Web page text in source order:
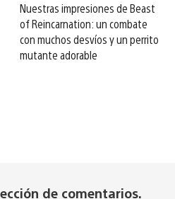
Nuestras impresiones de Beast
of Reincarnation: un combate
con muchos desvíos y un perrito
mutante adorable
de comentarios.